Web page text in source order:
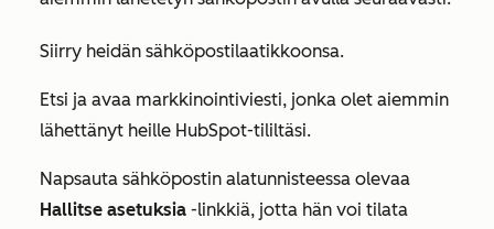
Siirry heidän sähköpostilaatikkoonsa.
Etsi ja avaa markkinointiviesti, jonka olet aiemmin
lähettänyt heille HubSpot-tililtäsi.
Napsauta sähköpostin alatunnisteessa olevaa
Hallitse asetuksia -linkkiä, jotta hän voi tilata